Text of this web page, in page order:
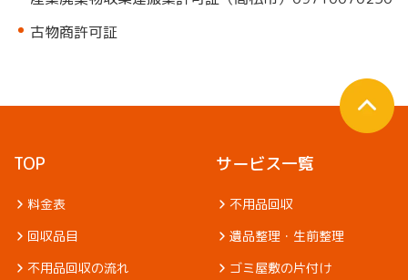
古物商許可証
TOP
料金表
回収品目
不用品回収の流れ
サービス一覧
不用品回収
遺品整理・生前整理
ゴミ屋敷の片付け